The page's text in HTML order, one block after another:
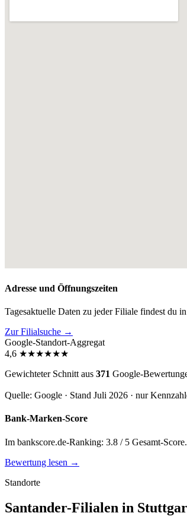
Adresse und Öffnungszeiten
Tagesaktuelle Daten zu jeder Filiale findest du
Zur Filialsuche →
Google-Standort-Aggregat
4,6 ★★★★★★
Gewichteter Schnitt aus 371 Google-
Quelle: Google · Stand Juli 2026 · nur
Bank-Marken-Score
Im bankscore.de-Ranking: 3.8 / 5 Gesamt-Score.
Bewertung lesen →
Standorte
Santander-Filialen in